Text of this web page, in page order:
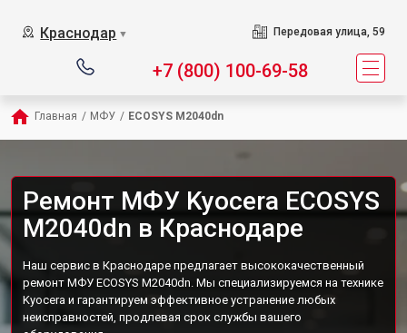
Краснодар ▼ Передовая улица, 59
+7 (800) 100-69-58
Главная / МФУ / ECOSYS M2040dn
Ремонт МФУ Kyocera ECOSYS
M2040dn в Краснодаре
Наш сервис в Краснодаре предлагает высококачественный
ремонт МФУ ECOSYS M2040dn. Мы специализируемся на технике
Kyocera и гарантируем эффективное устранение любых
неисправностей, продлевая срок службы вашего